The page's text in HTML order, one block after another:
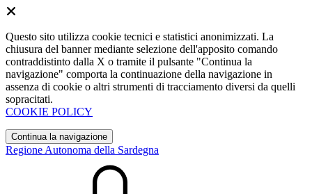
Questo sito utilizza cookie tecnici e statistici anonimizzati. La
chiusura del banner mediante selezione dell'apposito comando
contraddistinto dalla X o tramite il pulsante "Continua la
navigazione" comporta la continuazione della navigazione in
assenza di cookie o altri strumenti di tracciamento diversi da quelli
sopracitati.
COOKIE POLICY
Continua la navigazione
Regione Autonoma della Sardegna